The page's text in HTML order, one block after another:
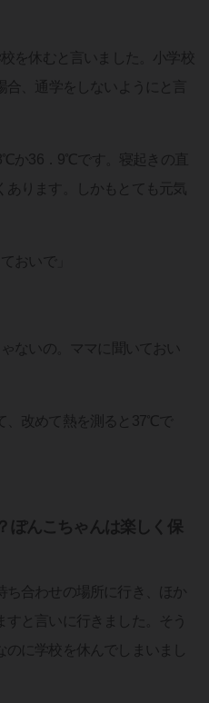
を休むと言いました。小学校
、通学をしないようにと言
か36．9℃です。寝起きの直
ります。しかもとても元気
おいで」
ないの。ママに聞いておい
、改めて熱を測ると37℃で
ぽんこちゃんは楽しく保
ち合わせの場所に行き、ほか
すと言いに行きました。そう
のに学校を休んでしまいまし